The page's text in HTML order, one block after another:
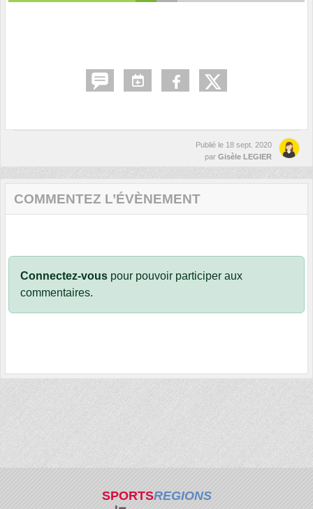
Publié le 18 sept. 2020
par Gisèle LEGIER
COMMENTEZ L’ÉVÈNEMENT
Connectez-vous pour pouvoir participer aux
commentaires.
SPORTSREGIONS